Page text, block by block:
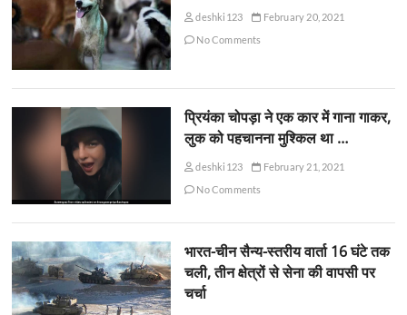
deshki123
February 20, 2021
No Comments
प्रियंका चोपड़ा ने एक कार में गाना गाकर,
लुक को पहचानना मुश्किल था …
deshki123
February 21, 2021
No Comments
भारत-चीन सैन्य-स्तरीय वार्ता 16 घंटे तक
चली, तीन क्षेत्रों से सेना की वापसी पर
चर्चा